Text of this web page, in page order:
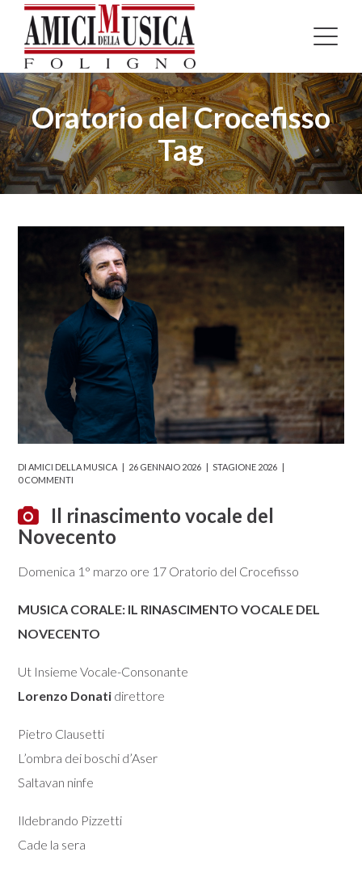
Oratorio del Crocefisso
Tag
DIAMICI DELLA MUSICA 26 GENNAIO 2026
STAGIONE 2026
0 COMMENTI
Il rinascimento vocale del
Novecento
Domenica 1° marzo ore 17 Oratorio del Crocefisso
MUSICA CORALE: IL RINASCIMENTO VOCALE DEL
NOVECENTO
Ut Insieme Vocale-Consonante
Lorenzo Donati direttore
Pietro Clausetti
L’ombra dei boschi d’Aser
Saltavan ninfe
Ildebrando Pizzetti
Cade la sera